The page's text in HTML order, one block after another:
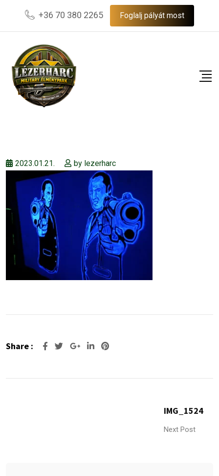
content
+36 70 380 2265 Foglalj pályát most
2023.01.21. by lezerharc
Share : Google+LinkedIn
Pinterest
IMG_1524
Next Post